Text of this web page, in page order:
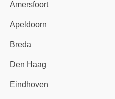
Amersfoort
Apeldoorn
Breda
Den Haag
Eindhoven